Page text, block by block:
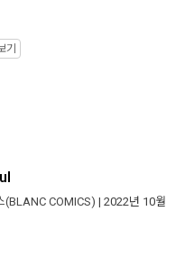
기
(BLANC COMICS) | 2022년 10월